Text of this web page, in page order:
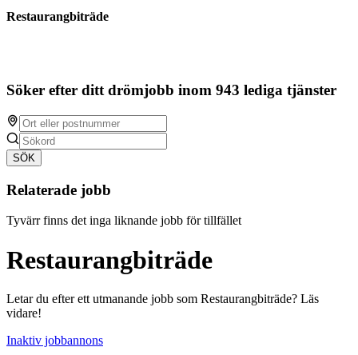
Restaurangbiträde
Söker efter ditt drömjobb inom 943 lediga tjänster
SÖK
Relaterade jobb
Tyvärr finns det inga liknande jobb för tillfället
Restaurangbiträde
Letar du efter ett utmanande jobb som Restaurangbiträde? Läs
vidare!
Inaktiv jobbannons